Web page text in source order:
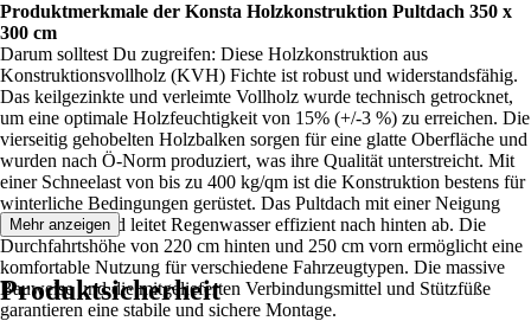
Produktmerkmale der Konsta Holzkonstruktion Pultdach 350 x
300 cm
Darum solltest Du zugreifen: Diese Holzkonstruktion aus
Konstruktionsvollholz (KVH) Fichte ist robust und widerstandsfähig.
Das keilgezinkte und verleimte Vollholz wurde technisch getrocknet,
um eine optimale Holzfeuchtigkeit von 15% (+/-3 %) zu erreichen. Die
vierseitig gehobelten Holzbalken sorgen für eine glatte Oberfläche und
wurden nach Ö-Norm produziert, was ihre Qualität unterstreicht. Mit
einer Schneelast von bis zu 400 kg/qm ist die Konstruktion bestens für
winterliche Bedingungen gerüstet. Das Pultdach mit einer Neigung
von etwa 5 Grad leitet Regenwasser effizient nach hinten ab. Die
Durchfahrtshöhe von 220 cm hinten und 250 cm vorn ermöglicht eine
komfortable Nutzung für verschiedene Fahrzeugtypen. Die massive
Bauweise und die mitgelieferten Verbindungsmittel und Stützfüße
garantieren eine stabile und sichere Montage.
Mehr anzeigen
Produktsicherheit